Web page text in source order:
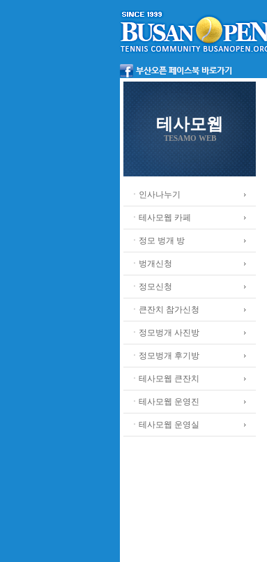
테사모웹
TESAMO WEB
ㆍ인사나누기
ㆍ테사모웹 카페
ㆍ정모 벙개 방
ㆍ벙개신청
ㆍ정모신청
ㆍ큰잔치 참가신청
ㆍ정모벙개 사진방
ㆍ정모벙개 후기방
ㆍ테사모웹 큰잔치
ㆍ테사모웹 운영진
ㆍ테사모웹 운영실